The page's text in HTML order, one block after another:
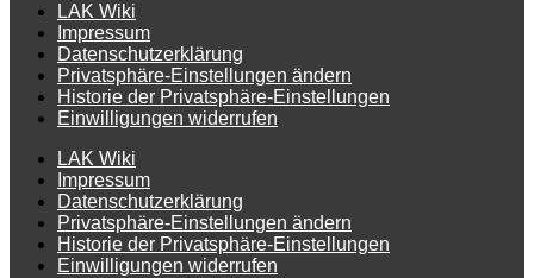
LAK Wiki
Impressum
Datenschutzerklärung
Privatsphäre-Einstellungen ändern
Historie der Privatsphäre-Einstellungen
Einwilligungen widerrufen
LAK Wiki
Impressum
Datenschutzerklärung
Privatsphäre-Einstellungen ändern
Historie der Privatsphäre-Einstellungen
Einwilligungen widerrufen